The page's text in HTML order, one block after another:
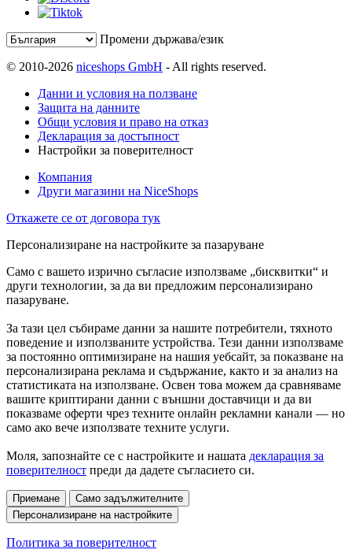
Промени държава/език
© 2010-2026 niceshops GmbH - All rights reserved.
Данни и условия на ползване
Защита на данните
Общи условия и право на отказ
Декларация за достъпност
Настройки за поверителност
Компания
Други магазини на NiceShops
Откажете се от договора тук
Персонализиране на настройките за пазаруване
Само с вашето изрично съгласие използваме „бисквитки“ и
други технологии, за да ви предложим персонализирано
пазаруване.
За тази цел събираме данни за нашите потребители, тяхното
поведение и използваните устройства. Тези данни използваме
за постоянно оптимизиране на нашия уебсайт, за показване на
персонализирана реклама и съдържание, както и за анализ на
статистиката на използване. Освен това можем да сравняваме
вашите криптирани данни с външни доставчици и да ви
показваме оферти чрез техните онлайн рекламни канали — но
само ако вече използвате техните услуги.
Моля, запознайте се с настройките и нашата декларация за
поверителност преди да дадете съгласието си.
Приемане
Само задължителните
Персонализиране на настройките
Политика за поверителност